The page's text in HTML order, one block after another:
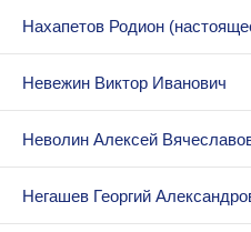
Нахапетов Родион
Невежин Виктор Иванович
Неволин Алексей
Негашев Георгий